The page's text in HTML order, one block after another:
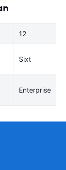
12
Sixt
Enterprise